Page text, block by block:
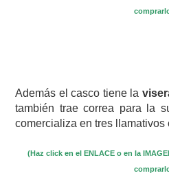
Además el casco tiene la
también trae correa para la
comercializa en tres llamativos
(Haz click en el ENLACE o en la